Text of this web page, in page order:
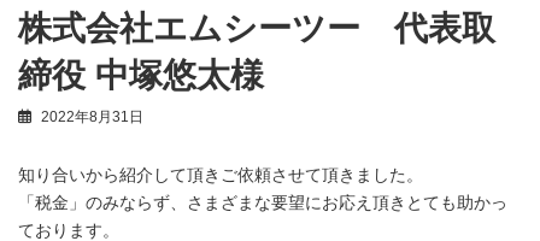
株式会社エムシーツー 代表取
締役 中塚悠太様
2022年8月31日
知り合いから紹介して頂きご依頼させて頂きました。
「税金」のみならず、さまざまな要望にお応え頂きとても助かっ
ております。